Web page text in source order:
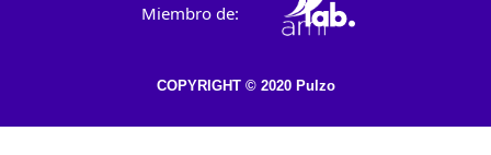
Miembro de:
COPYRIGHT © 2020 Pulzo